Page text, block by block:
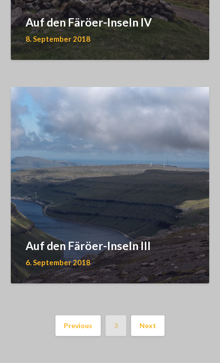
Auf den Färöer-Inseln IV
8. September 2018
Auf den Färöer-Inseln III
6. September 2018
Previous 3 Next